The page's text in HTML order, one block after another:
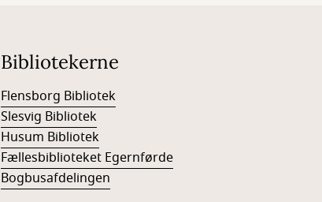
Bibliotekerne
Flensborg Bibliotek
Slesvig Bibliotek
Husum Bibliotek
Fællesbiblioteket Egernførde
Bogbusafdelingen